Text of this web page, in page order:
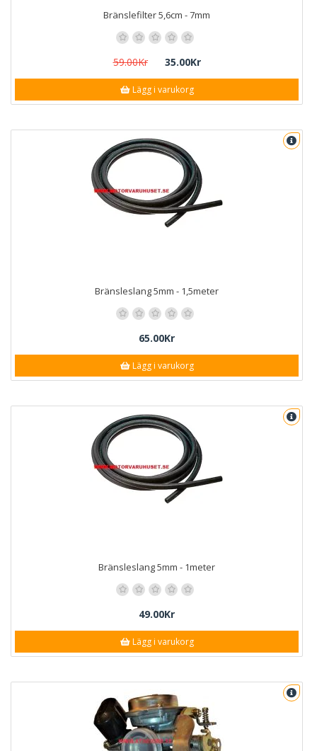
Bränslefilter 5,6cm - 7mm
59.00Kr 35.00Kr
Lägg i varukorg
Bränsleslang 5mm - 1,5meter
65.00Kr
Lägg i varukorg
Bränsleslang 5mm - 1meter
49.00Kr
Lägg i varukorg